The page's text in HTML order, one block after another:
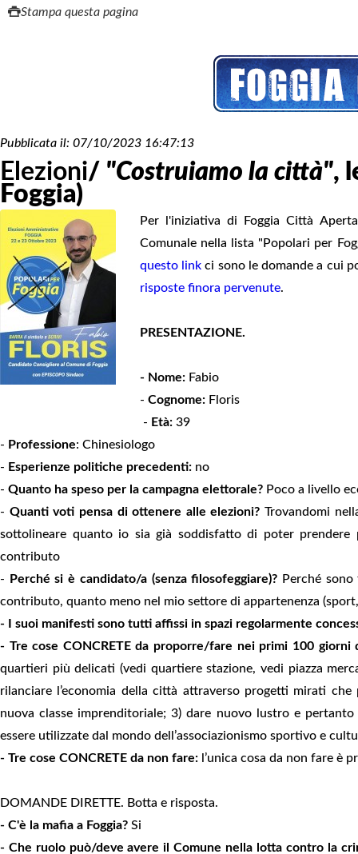
Stampa questa pagina
Pubblicata il: 07/10/2023 16:47:13
Elezioni/ "Costruiamo la città",
Foggia)
Per l'iniziativa di Foggia Città
Comunale nella lista "Popolari per
questo link ci sono le domande a cui
risposte finora pervenute.
PRESENTAZIONE.
- Nome: Fabio
- Cognome: Floris
- Età: 39
- Professione: Chinesiologo
- Esperienze politiche precedenti: no
- Quanto ha speso per la campagna elettorale? Poco a livello
- Quanti voti pensa di ottenere alle elezioni? Trovandomi
sottolineare quanto io sia già soddisfatto di poter
contributo
-
Perché si è candidato/a (senza filosofeggiare)? Perché
contributo, quanto meno nel mio settore di appartenenza
- I suoi manifesti sono tutti affissi in spazi regolarmente
- Tre cose CONCRETE da proporre/fare nei primi 100
quartieri più delicati (vedi quartiere stazione, vedi piazza
rilanciare l’economia della città attraverso progetti mirati
nuova classe imprenditoriale; 3) dare nuovo lustro e
essere utilizzate dal mondo dell’associazionismo sportivo e
- Tre cose CONCRETE da non fare: l’unica cosa da non fare è
DOMANDE DIRETTE. Botta e risposta.
- C'è la mafia a Foggia? Si
- Che ruolo può/deve avere il Comune nella lotta contro la